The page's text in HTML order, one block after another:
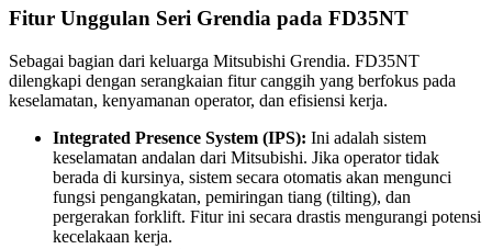
Fitur Unggulan Seri Grendia pada FD35NT
Sebagai bagian dari keluarga Mitsubishi Grendia. FD35NT
dilengkapi dengan serangkaian fitur canggih yang berfokus pada
keselamatan, kenyamanan operator, dan efisiensi kerja.
Integrated Presence System (IPS): Ini adalah sistem
keselamatan andalan dari Mitsubishi. Jika operator tidak
berada di kursinya, sistem secara otomatis akan mengunci
fungsi pengangkatan, pemiringan tiang (tilting), dan
pergerakan forklift. Fitur ini secara drastis mengurangi potensi
kecelakaan kerja.